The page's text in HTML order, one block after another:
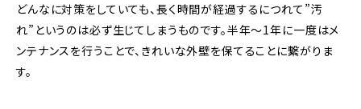
どんなに対策をしていても、長く時間が経過するにつれて”汚
れ”というのは必ず生じてしまうものです。半年〜1年に一度はメ
ンテナンスを行うことで、きれいな外壁を保てることに繋がりま
す。